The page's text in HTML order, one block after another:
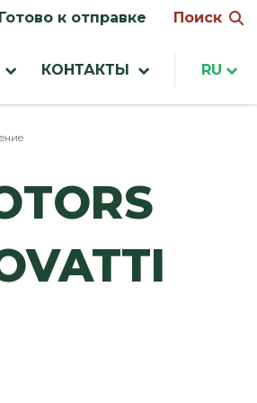
Готово к отправке Поиск
КОНТАКТЫ RU